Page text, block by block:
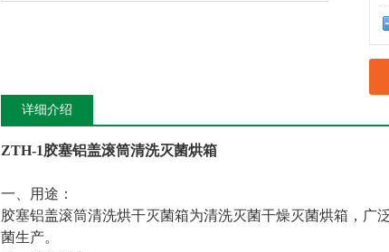
详细介绍
ZTH-1胶塞铝盖滚筒清洗灭菌烘箱
一、用途：
胶塞铝盖滚筒清洗烘干灭菌箱为清洗灭菌干燥灭菌烘箱，广
菌生产。